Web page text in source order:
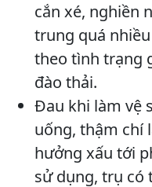
cắn xé, nghiền
trung quá
theo tình trạng
đào thải.
Đau khi làm vệ
uống, thậm chí
hưởng xấu tới
sử dụng, trụ có